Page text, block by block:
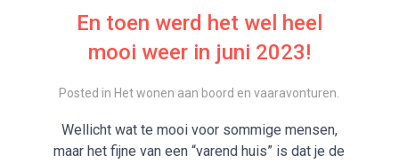
En toen werd het wel heel
mooi weer in juni 2023!
Posted in Het wonen aan boord en vaaravonturen.
Wellicht wat te mooi voor sommige mensen,
maar het fijne van een “varend huis” is dat je de